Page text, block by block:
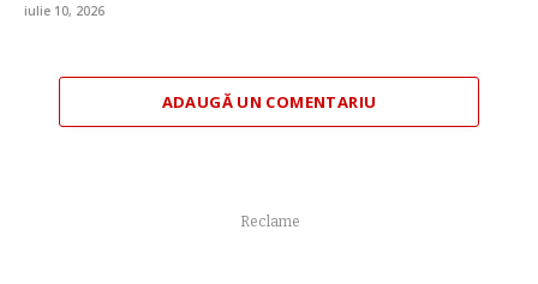
iulie 10, 2026
ADAUGĂ UN COMENTARIU
Reclame